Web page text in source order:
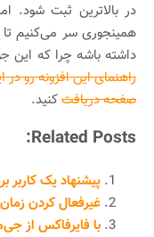
در بالاترین ثبت شود.
همینجوری سر می‌کنیم
داشته باشه چرا که این
راهنمای این افزونه رو در
صفحه دریافتکنید.
Related Posts:
پیشنهاد یک کاربر
غیرفعال کردن
با فایرفاکس از